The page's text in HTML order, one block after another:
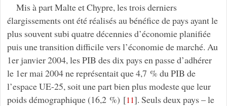
Mis à part Malte et Chypre, les trois derniers
élargissements ont été réalisés au bénéfice de pays ayant le
plus souvent subi quatre décennies d’économie planifiée
puis une transition difficile vers l’économie de marché. Au
1er janvier 2004, les PIB des dix pays en passe d’adhérer
le 1er mai 2004 ne représentait que 4,7 % du PIB de
l’espace UE-25, soit une part bien plus modeste que leur
poids démographique (16,2 %) [11]. Seuls deux pays – le